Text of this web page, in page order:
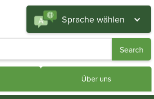
Sprache wählen
Über uns